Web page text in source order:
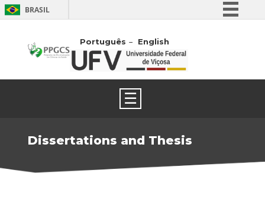
BRASIL
Comunica BR
Participe
Português English
☰
Dissertations and Thesis